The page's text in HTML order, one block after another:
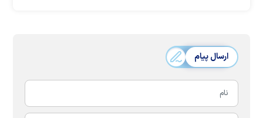
ارسال پیام